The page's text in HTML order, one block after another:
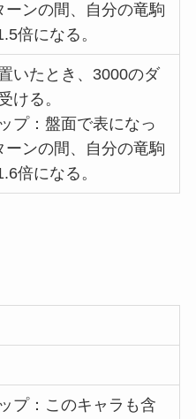
ーンの間、自分の竜駒
倍になる。
いたとき、3000のダ
ける。
プ：盤面で表になっ
ーンの間、自分の竜駒
倍になる。
プ：このキャラも含